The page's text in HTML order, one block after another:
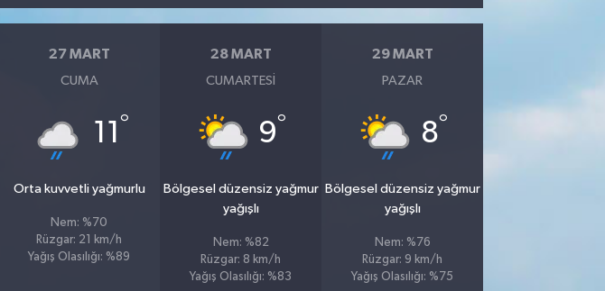
27 MART
CUMA
11 °
Orta kuvvetli yağmurlu
Nem: %70
Rüzgar: 21 km/h
Yağış Olasılığı: %89
28 MART
CUMARTESI
9°
Bölgesel düzensiz yağmur
yağışlı
Nem: %82
Rüzgar: 8 km/h
Yağış Olasılığı: %83
29 MART
PAZAR
8°
Bölgesel düzensiz yağmur
yağışlı
Nem: %76
Rüzgar: 9 km/h
Yağış Olasılığı: %75